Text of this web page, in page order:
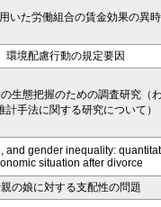
いた労働組合の賃金効果の異
環境配慮行動の規定要因
生態把握のための調査研究（
計手法に関する研究について）
and gender inequality:
situation after divorce
の娘に対する支配性の問題